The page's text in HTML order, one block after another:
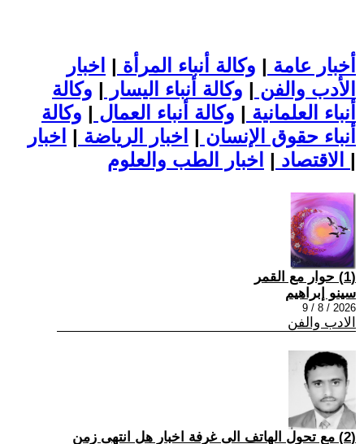
أخبار عامة | وكالة أنباء المرأة | اخبار
الأدب والفن | وكالة أنباء اليسار | وكالة
أنباء العلمانية | وكالة أنباء العمال | وكالة
أنباء حقوق الإنسان | اخبار الرياضة | اخبار
الاقتصاد | |
(1) حوار مع القمر
سينو إبراهيم
2026 / 8 / 9
الادب والفن
(2) مع تحول الهاتف الى غرفة اخبار هل انتهى زمن